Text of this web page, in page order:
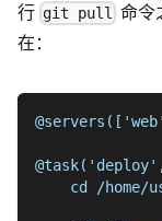
行 git pull 命令
在：
cd /home/